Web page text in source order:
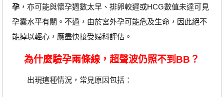
孕，亦可能與懷孕週數太早、排卵較遲或HCG數值未達可見
孕囊水平有關。不過，由於宮外孕可能危及生命，因此絕不
能掉以輕心，應盡快接受婦科評估。
為什麼驗孕兩條線，超聲波仍照不到BB？
出現這種情況，常見原因包括：